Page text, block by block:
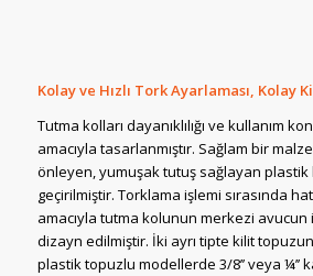
Kolay ve Hızlı Tork Ayarlaması, Kolay
Tutma kolları dayanıklılığı ve kullanım
amacıyla tasarlanmıştır. Sağlam bir
önleyen, yumuşak tutuş sağlayan plastik
geçirilmiştir. Torklama işlemi sırasında
amacıyla tutma kolunun merkezi avucun
dizayn edilmiştir. İki ayrı tipte kilit
plastik topuzlu modellerde 3/8’’ veya